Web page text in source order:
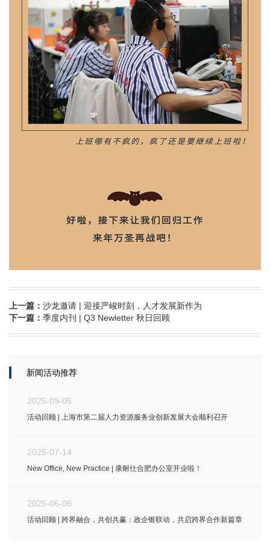
上一篇： 沙龙邀请 | 迎接严峻时刻，人才发展新作为
下一篇： 季度内刊 | Q3 Newletter 秋日回顾
新闻活动推荐
2025-09-05
活动回顾 | 上海市第二届人力资源服务业创新发展大会顺利召开
2025-07-14
New Office, New Practice | 康耐仕合肥办公室开业啦！
2025-06-06
活动回顾 | 跨界融合，共创共赢：政企银联动，共启跨界合作新篇章